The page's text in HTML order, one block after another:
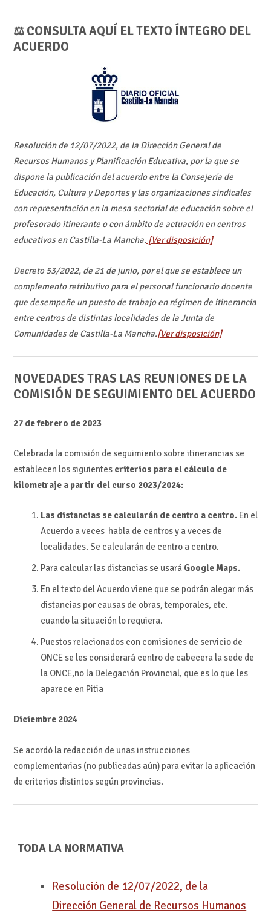
⚖ CONSULTA AQUÍ EL TEXTO ÍNTEGRO DEL
ACUERDO
Resolución de 12/07/2022, de la Dirección General de
Recursos Humanos y Planificación Educativa, por la que se
dispone la publicación del acuerdo entre la Consejería de
Educación, Cultura y Deportes y las organizaciones sindicales
con representación en la mesa sectorial de educación sobre el
profesorado itinerante o con ámbito de actuación en centros
educativos en Castilla-La Mancha. [Ver disposición]
Decreto 53/2022, de 21 de junio, por el que se establece un
complemento retributivo para el personal funcionario docente
que desempeñe un puesto de trabajo en régimen de itinerancia
entre centros de distintas localidades de la Junta de
Comunidades de Castilla-La Mancha.[Ver disposición]
NOVEDADES TRAS LAS REUNIONES DE LA
COMISIÓN DE SEGUIMIENTO DEL ACUERDO
27 de febrero de 2023
Celebrada la comisión de seguimiento sobre itinerancias se
establecen los siguientes criterios para el cálculo de
kilometraje a partir del curso 2023/2024:
Las distancias se calcularán de centro a centro.En el
Acuerdo a veces habla de centros y a veces de
localidades. Se calcularán de centro a centro.
Para calcular las distancias se usará Google Maps.
En el texto del Acuerdo viene que se podrán alegar más
distancias por causas de obras, temporales, etc.
cuando la situación lo requiera.
Puestos relacionados con comisiones de servicio de
ONCE se les considerará centro de cabecera la sede de
la ONCE,no la Delegación Provincial, que es lo que les
aparece en Pitia
Diciembre 2024
Se acordó la redacción de unas instrucciones
complementarias (no publicadas aún) para evitar la aplicación
de criterios distintos según provincias.
TODA LA NORMATIVA
Resolución de 12/07/2022, de la
Dirección General de Recursos Humanos